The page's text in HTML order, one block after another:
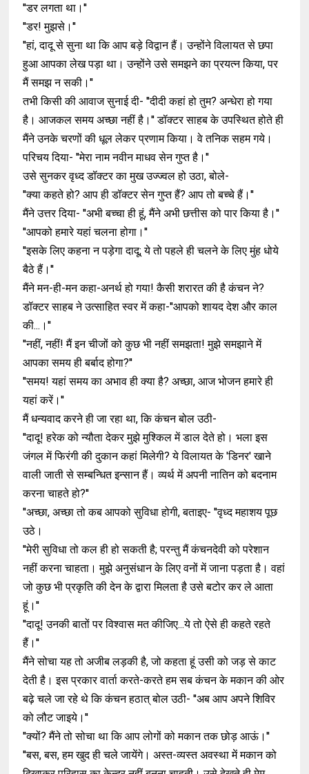
''डर लगता था।''
''डर! मुझसे।''
''हां, दादू से सुना था कि आप बड़े विद्वान हैं। उन्होंने विलायत से छपा
हुआ आपका लेख पड़ा था। उन्होंने उसे समझने का प्रयत्न किया, पर
मैं समझ न सकी।''
तभी किसी की आवाज सुनाई दी- ''दीदी कहां हो तुम? अन्धेरा हो गया
है। आजकल समय अच्छा नहीं है।'' डॉक्टर साहब के उपस्थित होते ही
मैंने उनके चरणों की धूल लेकर प्रणाम किया। वे तनिक सहम गये।
परिचय दिया- ''मेरा नाम नवीन माधव सेन गुप्त है।''
उसे सुनकर वृध्द डॉक्टर का मुख उज्ज्वल हो उठा, बोले-
''क्या कहते हो? आप ही डॉक्टर सेन गुप्त हैं? आप तो बच्चे हैं।''
मैंने उत्तर दिया- ''अभी बच्चा ही हूं, मैंने अभी छत्तीस को पार किया है।''
''आपको हमारे यहां चलना होगा।''
''इसके लिए कहना न पड़ेगा दादू; ये तो पहले ही चलने के लिए मुंह धोये
बैठे हैं।''
मैंने मन-ही-मन कहा-अनर्थ हो गया! कैसी शरारत की है कंचन ने?
डॉक्टर साहब ने उत्साहित स्वर में कहा-''आपको शायद देश और काल
की...।''
''नहीं, नहीं! मैं इन चीजों को कुछ भी नहीं समझता! मुझे समझाने में
आपका समय ही बर्बाद होगा?''
''समय! यहां समय का अभाव ही क्या है? अच्छा, आज भोजन हमारे ही
यहां करें।''
मैं धन्यवाद करने ही जा रहा था, कि कंचन बोल उठी-
''दादू! हरेक को न्यौता देकर मुझे मुश्किल में डाल देते हो। भला इस
जंगल में फिरंगी की दुकान कहां मिलेगी? ये विलायत के 'डिनर' खाने
वाली जाती से सम्बन्धित इन्सान हैं। व्यर्थ में अपनी नातिन को बदनाम
करना चाहते हो?''
''अच्छा, अच्छा तो कब आपको सुविधा होगी, बताइए- ''वृध्द महाशय पूछ
उठे।
''मेरी सुविधा तो कल ही हो सकती है; परन्तु मैं कंचनदेवी को परेशान
नहीं करना चाहता। मुझे अनुसंधान के लिए वनों में जाना पड़ता है। वहां
जो कुछ भी प्रकृति की देन के द्वारा मिलता है उसे बटोर कर ले आता
हूं।''
''दादू! उनकी बातों पर विश्वास मत कीजिए...ये तो ऐसे ही कहते रहते
हैं।''
मैंने सोचा यह तो अजीब लड़की है, जो कहता हूं उसी को जड़ से काट
देती है। इस प्रकार वार्ता करते-करते हम सब कंचन के मकान की ओर
बढ़े चले जा रहे थे कि कंचन हठात् बोल उठी- ''अब आप अपने शिविर
को लौट जाइये।''
''क्यों? मैंने तो सोचा था कि आप लोगों को मकान तक छोड़ आऊं।''
''बस, बस, हम खुद ही चले जायेंगे। अस्त-व्यस्त अवस्था में मकान को